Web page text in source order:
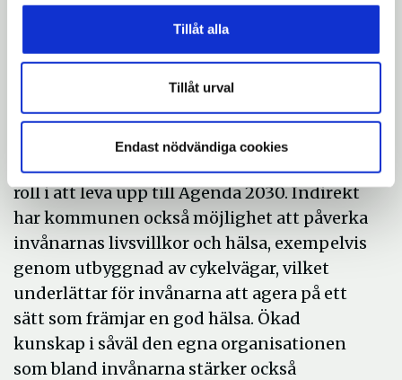
Tillåt alla
Tillåt urval
Endast nödvändiga cookies
skola, äldreomsorg, socialtjänst, kultur- och
fritidsverksamhet, bostadsförsörjning,
vatten, el, värme, stadsnät och återvinning.
Kommunen är även ägare av mark,
fastigheter och anläggningar och ansvarar
Det betyder att kommunen har en central
roll i att leva upp till Agenda 2030. Indirekt
har kommunen också möjlighet att påverka
invånarnas livsvillkor och hälsa, exempelvis
genom utbyggnad av cykelvägar, vilket
underlättar för invånarna att agera på ett
sätt som främjar en god hälsa. Ökad
kunskap i såväl den egna organisationen
som bland invånarna stärker också